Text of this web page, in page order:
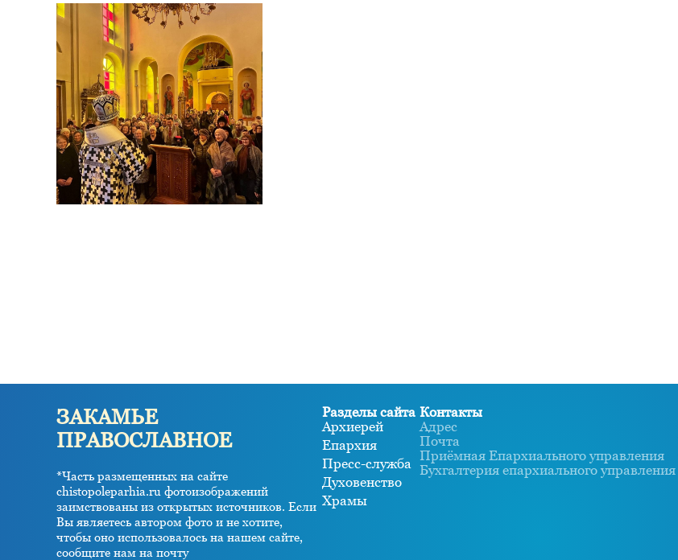
ЗАКАМЬЕ
ПРАВОСЛАВНОЕ
*Часть размещенных на сайте
chistopoleparhia.ru фотоизображений
заимствованы из открытых источников. Если
Вы являетесь автором фото и не хотите,
чтобы оно использовалось на нашем сайте,
сообщите нам на почту
Разделы сайта
Архиерей
Епархия
Пресс-служба
Духовенство
Храмы
Контакты
Адрес
Почта
Приёмная Епархиального управления
Бухгалтерия епархиального управления